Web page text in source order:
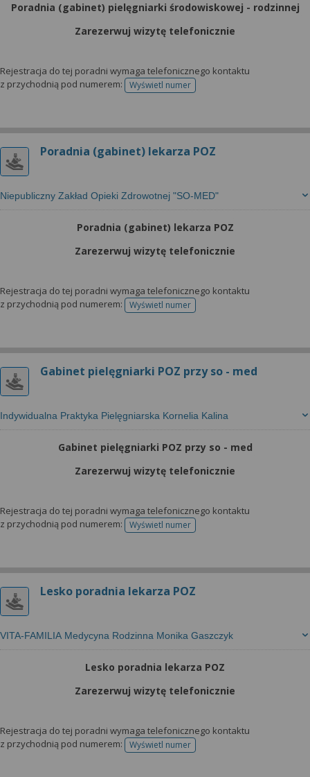
Poradnia (gabinet) pielęgniarki środowiskowej - rodzinnej
Zarezerwuj wizytę telefonicznie
Rejestracja do tej poradni wymaga telefonicznego kontaktu
z przychodnią pod numerem:
Wyświetl numertelefonu do rejestracji
Poradnia (gabinet) lekarza POZ
Niepubliczny Zakład Opieki Zdrowotnej "SO-MED"
Poradnia (gabinet) lekarza POZ
Zarezerwuj wizytę telefonicznie
Rejestracja do tej poradni wymaga telefonicznego kontaktu
z przychodnią pod numerem:
Wyświetl numertelefonu do rejestracji
Gabinet pielęgniarki POZ przy so - med
Indywidualna Praktyka Pielęgniarska Kornelia Kalina
Gabinet pielęgniarki POZ przy so - med
Zarezerwuj wizytę telefonicznie
Rejestracja do tej poradni wymaga telefonicznego kontaktu
z przychodnią pod numerem:
Wyświetl numertelefonu do rejestracji
Lesko poradnia lekarza POZ
VITA-FAMILIA Medycyna Rodzinna Monika Gaszczyk
Lesko poradnia lekarza POZ
Zarezerwuj wizytę telefonicznie
Rejestracja do tej poradni wymaga telefonicznego kontaktu
z przychodnią pod numerem:
Wyświetl numertelefonu do rejestracji